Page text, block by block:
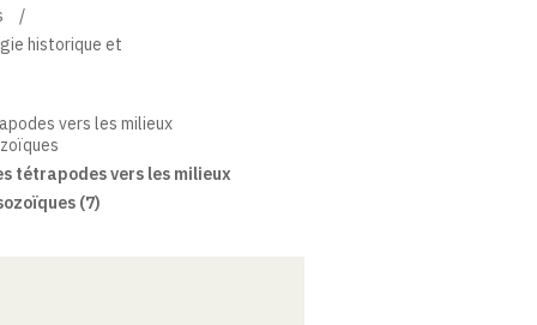
historique et
vers les milieux
tétrapodes vers les milieux
(7)